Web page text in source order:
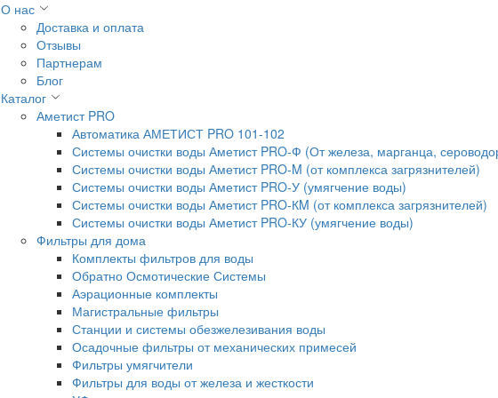
О нас
Доставка и оплата
Отзывы
Партнерам
Блог
Каталог
Аметист PRO
Автоматика АМЕТИСТ PRO 101-102
Системы очистки воды Аметист PRO-Ф (От железа, марганца,
Системы очистки воды Аметист PRO-M (от комплекса загрязнителей)
Системы очистки воды Аметист PRO-У (умягчение воды)
Системы очистки воды Аметист PRO-КM (от комплекса загрязнителей)
Системы очистки воды Аметист PRO-КУ (умягчение воды)
Фильтры для дома
Комплекты фильтров для воды
Обратно Осмотические Системы
Аэрационные комплекты
Магистральные фильтры
Станции и системы обезжелезивания воды
Осадочные фильтры от механических примесей
Фильтры умягчители
Фильтры для воды от железа и жесткости